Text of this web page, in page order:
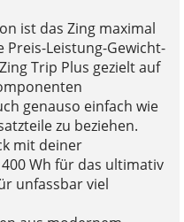
ist das Zing maximal
Preis-Leistung-Gewicht-
Trip Plus gezielt auf
genauso einfach wie
zu beziehen.
mit deiner
Wh für das ultimativ
unfassbar viel